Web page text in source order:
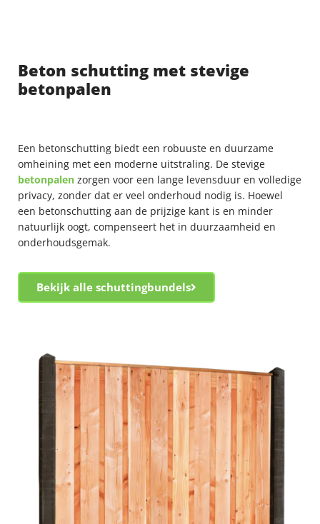
Beton schutting met stevige
betonpalen
Een betonschutting biedt een robuuste en duurzame
omheining met een moderne uitstraling. De stevige
betonpalen zorgen voor een lange levensduur en volledige
privacy, zonder dat er veel onderhoud nodig is. Hoewel
een betonschutting aan de prijzige kant is en minder
natuurlijk oogt, compenseert het in duurzaamheid en
onderhoudsgemak.
Bekijk alle schuttingbundels